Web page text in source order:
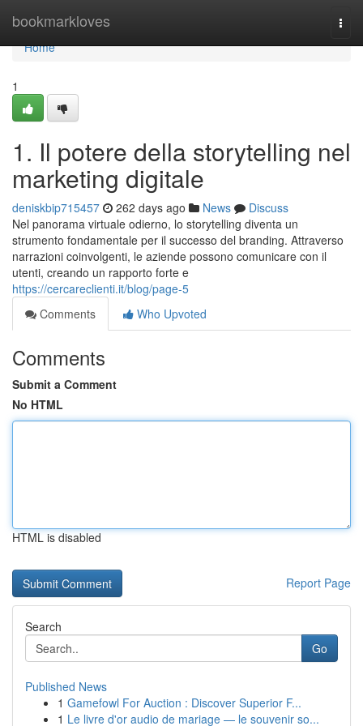
bookmarkloves
Home
Home
1
1. Il potere della storytelling nel
marketing digitale
deniskbip715457 262 days ago News
Discuss
Nel panorama virtuale odierno, lo storytelling diventa un
strumento fondamentale per il successo del branding. Attraverso
narrazioni coinvolgenti, le aziende possono comunicare con il
utenti, creando un rapporto forte e
https://cercareclienti.it/blog/page-5
Comments
Who Upvoted
Comments
Submit a Comment
No HTML
HTML is disabled
Report Page
Search
Go
Published News
1 Gamefowl For Auction : Discover Superior F...
1 Le livre d'or audio de mariage — le souvenir so...